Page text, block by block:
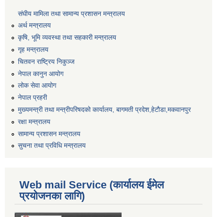
संघीय मामिला तथा सामान्य प्रशासन मन्त्रालय
अर्थ मन्त्रालय
कृषि, भूमि व्यवस्था तथा सहकारी मन्त्रालय
गृह मन्त्रालय
चितवन राष्ट्रिय निकुञ्ज
नेपाल कानुन आयोग
लोक सेवा आयोग
नेपाल प्रहरी
मुख्यमन्त्री तथा मन्त्रीपरिषदको कार्यालय, बागमती प्रदेश,हेटाैडा,मकवानपुर
रक्षा मन्त्रालय
सामान्य प्रशासन मन्त्रालय
सुचना तथा प्रविधि मन्त्रालय
Web mail Service (कार्यालय ईमेल
प्रयोजनका लागि)